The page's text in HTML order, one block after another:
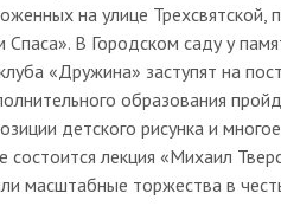
на улице
В Городском саду у
«Дружина» заступят на
образования
детского рисунка и
лекция «Михаил
масштабные торжества в